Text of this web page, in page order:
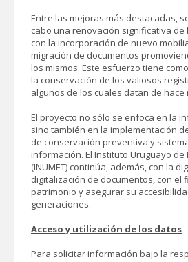
Entre las mejoras más destacadas,
cabo una renovación significativa de
con la incorporación de nuevo
migración de documentos
los mismos. Este esfuerzo tiene
la conservación de los valiosos
algunos de los cuales datan de hace
El proyecto no sólo se enfoca en la
sino también en la implementación
de conservación preventiva y
información. El Instituto Uruguayo
(INUMET) continúa, además, con la
digitalización de documentos, con el
patrimonio y asegurar su
generaciones.
Acceso y utilización de los datos
Para solicitar información bajo la